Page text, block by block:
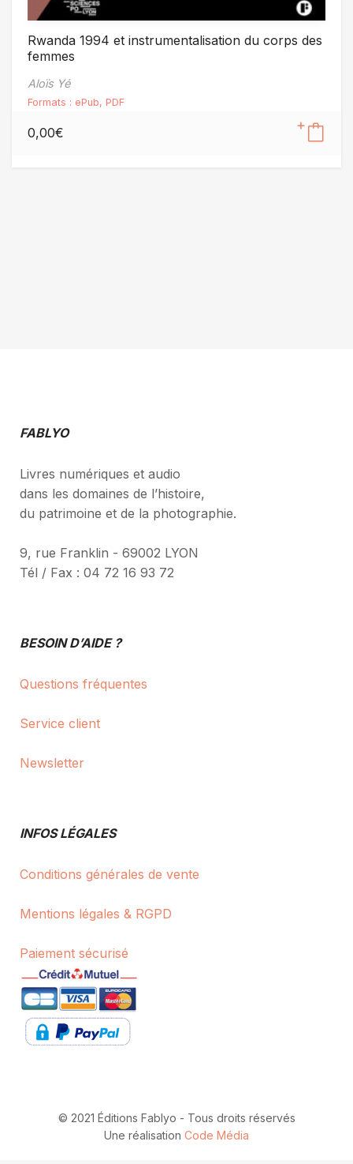
Rwanda 1994 et instrumentalisation du corps des
femmes
Aloïs Yé
Formats : ePub, PDF
0,00€
FABLYO
Livres numériques et audio
dans les domaines de l’histoire,
du patrimoine et de la photographie.
9, rue Franklin - 69002 LYON
Tél / Fax : 04 72 16 93 72
BESOIN D’AIDE ?
Questions fréquentes
Service client
Newsletter
INFOS LÉGALES
Conditions générales de vente
Mentions légales & RGPD
Paiement sécurisé
© 2021 Éditions Fablyo - Tous droits réservés
Une réalisation Code Média